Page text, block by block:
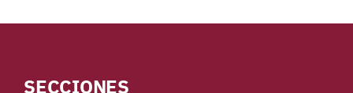
SECCIONES